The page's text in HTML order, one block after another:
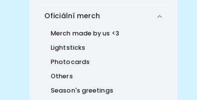
Oficiální merch
Merch made by us <3
Lightsticks
Photocards
Others
Season's greetings